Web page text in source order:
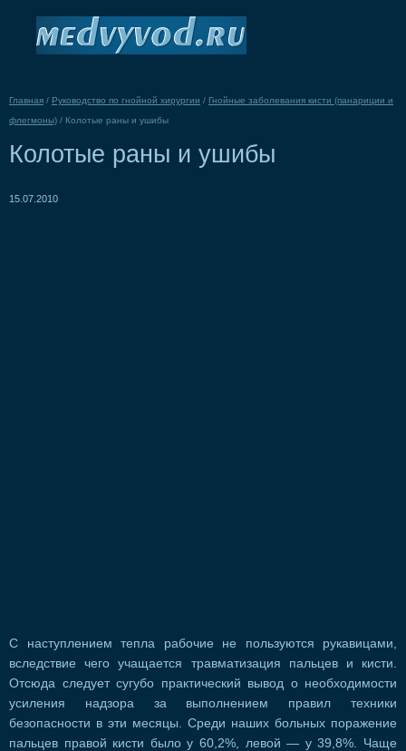
Главная / Руководство по гнойной хирургии / Гнойные заболевания кисти (панариции и
флегмоны) / Колотые раны и ушибы
Колотые раны и ушибы
15.07.2010
С наступлением тепла рабочие не пользуются рукавицами,
вследствие чего учащается травматизация пальцев и кисти.
Отсюда следует сугубо практический вывод о необходимости
усиления надзора за выполнением правил техники
безопасности в эти месяцы. Среди наших больных поражение
пальцев правой кисти было у 60,2%, левой — у 39,8%. Чаще